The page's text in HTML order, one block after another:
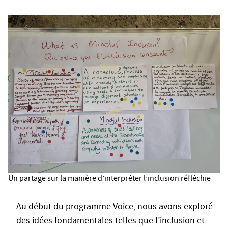
Un partage sur la manière d’interpréter l’inclusion réfléchie
Au début du programme Voice, nous avons exploré
des idées fondamentales telles que l’inclusion et